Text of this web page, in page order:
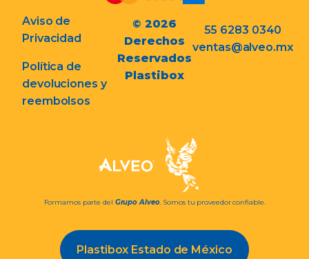
Aviso de
Privacidad
Política de
devoluciones y
reembolsos
© 2026
Derechos
Reservados
Plastibox
55 6283 0340
ventas@alveo.mx
Formamos parte del Grupo Alveo. Somos tu proveedor confiable.
Plastibox Estado de México